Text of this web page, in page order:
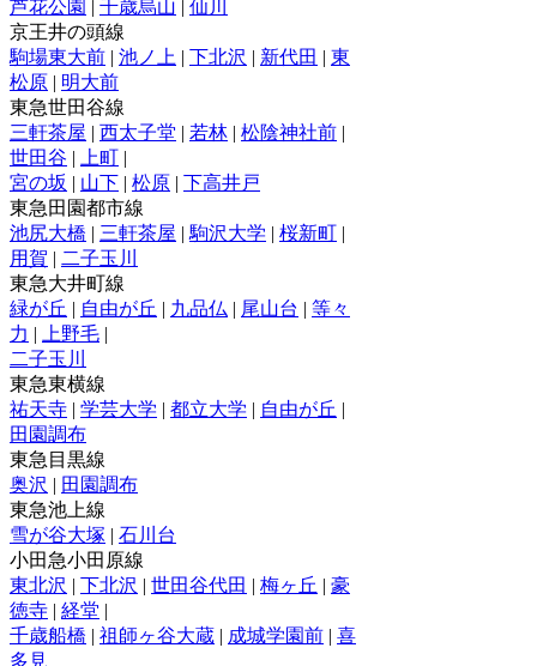
芦花公園 | 千歳烏山 | 仙川
京王井の頭線
駒場東大前 | 池ノ上 | 下北沢 | 新代田 | 東
松原 | 明大前
東急世田谷線
三軒茶屋 | 西太子堂 | 若林 | 松陰神社前 |
世田谷 | 上町 |
宮の坂 | 山下 | 松原 | 下高井戸
東急田園都市線
池尻大橋 | 三軒茶屋 | 駒沢大学 | 桜新町 |
用賀 | 二子玉川
東急大井町線
緑が丘 | 自由が丘 | 九品仏 | 尾山台 | 等々
力 | 上野毛 |
二子玉川
東急東横線
祐天寺 | 学芸大学 | 都立大学 | 自由が丘 |
田園調布
東急目黒線
奥沢 | 田園調布
東急池上線
雪が谷大塚 | 石川台
小田急小田原線
東北沢 | 下北沢 | 世田谷代田 | 梅ヶ丘 | 豪
徳寺 | 経堂 |
千歳船橋 | 祖師ヶ谷大蔵 | 成城学園前 | 喜
多見